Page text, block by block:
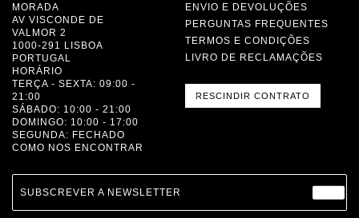
MORADA
AV VISCONDE DE
VALMOR 2
1000-291 LISBOA
PORTUGAL
HORÁRIO
TERÇA - SEXTA: 09:00 -
21:00
SÁBADO: 10:00 - 21:00
DOMINGO: 10:00 - 17:00
SEGUNDA: FECHADO
COMO NOS ENCONTRAR
ENVIO E DEVOLUÇÕES
PERGUNTAS FREQUENTES
TERMOS E CONDIÇÕES
LIVRO DE RECLAMAÇÕES
RESCINDIR CONTRATO
SUBSCREVER A NEWSLETTER